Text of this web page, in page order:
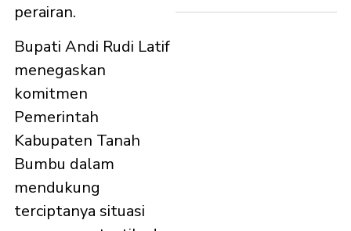
perairan.
Bupati Andi Rudi Latif
menegaskan
komitmen
Pemerintah
Kabupaten Tanah
Bumbu dalam
mendukung
terciptanya situasi